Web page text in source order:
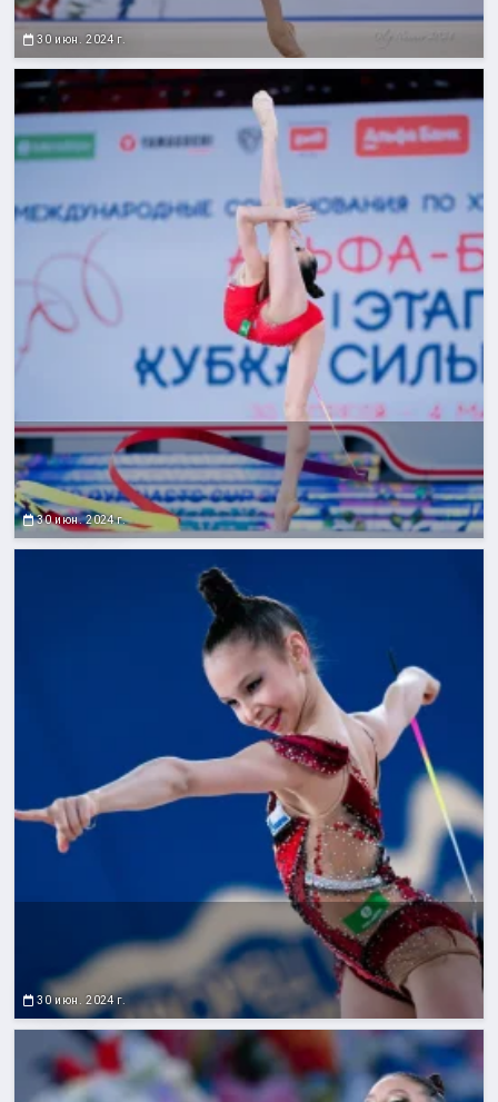
30 июн. 2024 г.
30 июн. 2024 г.
30 июн. 2024 г.